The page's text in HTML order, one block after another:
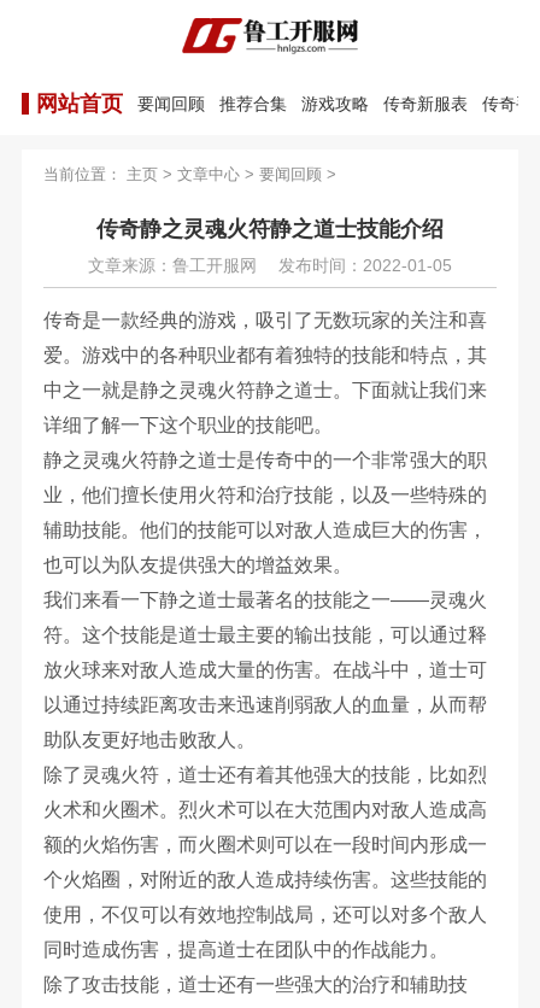
网站首页 要闻回顾 推荐合集 游戏攻略 传奇新服表 传奇手
当前位置： 主页> 文章中心> 要闻回顾 >
传奇静之灵魂火符静之道士技能介绍
文章来源：鲁工开服网 发布时间：2022-01-05
传奇是一款经典的游戏，吸引了无数玩家的关注和喜
爱。游戏中的各种职业都有着独特的技能和特点，其
中之一就是静之灵魂火符静之道士。下面就让我们来
详细了解一下这个职业的技能吧。
静之灵魂火符静之道士是传奇中的一个非常强大的职
业，他们擅长使用火符和治疗技能，以及一些特殊的
辅助技能。他们的技能可以对敌人造成巨大的伤害，
也可以为队友提供强大的增益效果。
我们来看一下静之道士最著名的技能之一——灵魂火
符。这个技能是道士最主要的输出技能，可以通过释
放火球来对敌人造成大量的伤害。在战斗中，道士可
以通过持续距离攻击来迅速削弱敌人的血量，从而帮
助队友更好地击败敌人。
除了灵魂火符，道士还有着其他强大的技能，比如烈
火术和火圈术。烈火术可以在大范围内对敌人造成高
额的火焰伤害，而火圈术则可以在一段时间内形成一
个火焰圈，对附近的敌人造成持续伤害。这些技能的
使用，不仅可以有效地控制战局，还可以对多个敌人
同时造成伤害，提高道士在团队中的作战能力。
除了攻击技能，道士还有一些强大的治疗和辅助技